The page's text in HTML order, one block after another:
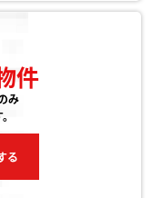
件
み
る